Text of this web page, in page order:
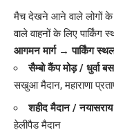
मैच देखने आने वाले लोगों
वाले वाहनों के लिए पार्किंग
आगमन मार्ग → पार्किंग
सैम्बो कैंप मोड़ / धुर्वा
सखुआ मैदान, महाराणा
शहीद मैदान /
हेलीपैड मैदान